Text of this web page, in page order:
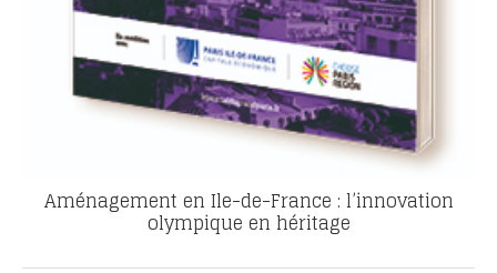
Aménagement en Ile-de-France : l’innovation
olympique en héritage